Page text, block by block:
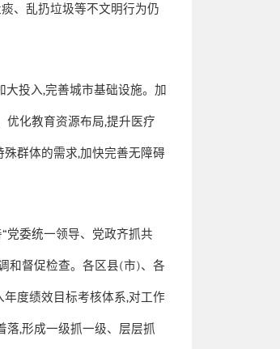
痰、乱扔垃圾等不文明行为仍
大投入,完善城市基础设施。加
优化教育资源布局,提升医疗
殊群体的需求,加快完善无障碍
“党委统一领导、党政齐抓共
和督促检查。各区县(市)、各
年度绩效目标考核体系,对工作
落,形成一级抓一级、层层抓